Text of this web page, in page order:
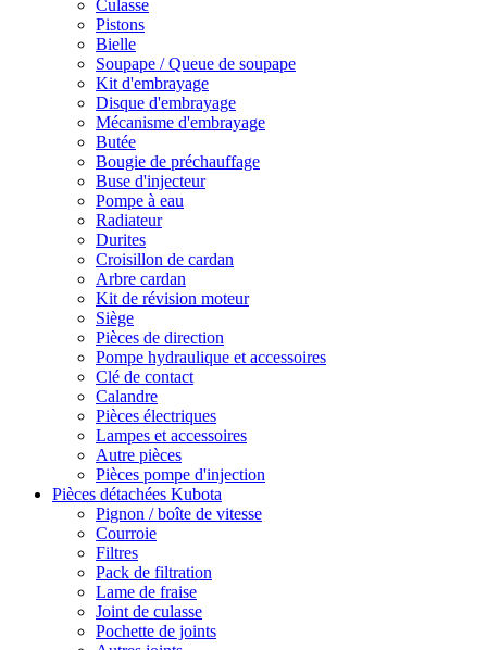
Culasse
Pistons
Bielle
Soupape / Queue de soupape
Kit d'embrayage
Disque d'embrayage
Mécanisme d'embrayage
Butée
Bougie de préchauffage
Buse d'injecteur
Pompe à eau
Radiateur
Durites
Croisillon de cardan
Arbre cardan
Kit de révision moteur
Siège
Pièces de direction
Pompe hydraulique et accessoires
Clé de contact
Calandre
Pièces électriques
Lampes et accessoires
Autre pièces
Pièces pompe d'injection
Pièces détachées Kubota
Pignon / boîte de vitesse
Courroie
Filtres
Pack de filtration
Lame de fraise
Joint de culasse
Pochette de joints